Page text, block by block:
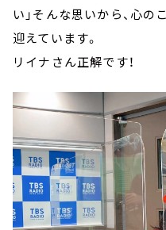
い」そんな思いから、心
迎えています。
リイナさん正解です！